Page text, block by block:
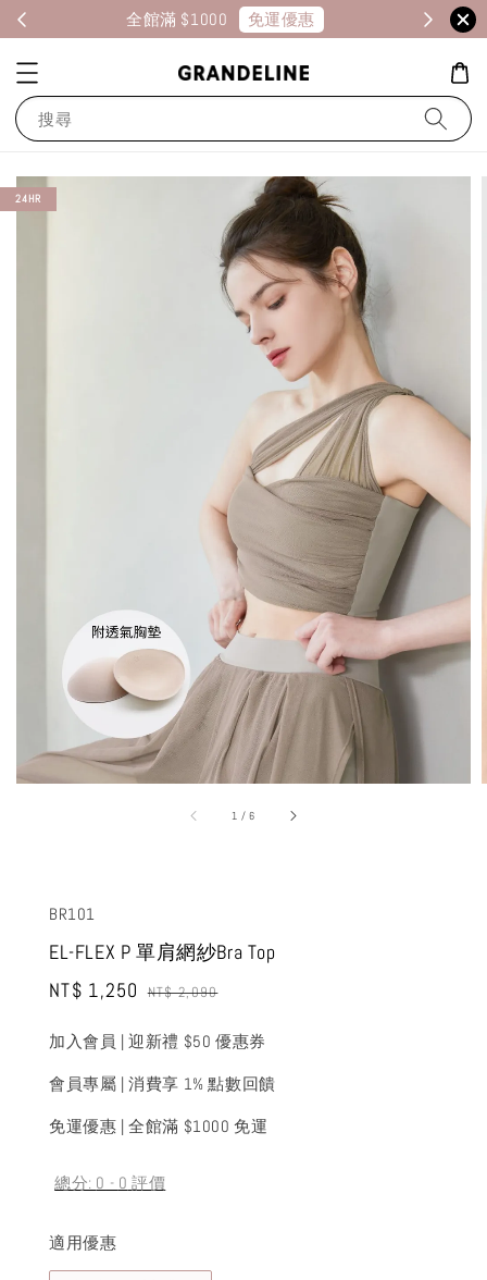
全館滿 $1000 免運優惠 消
搜尋
1 /6
24HR
BR101
EL-FLEX P 單肩網紗Bra Top
Sale
NT$ 1,250 Regular
NT$ 2,090
加入會員 | 迎新禮 $50 優惠券
會員專屬 | 消費享 1% 點數回饋
免運優惠 | 全館滿 $1000 免運
總分: 0 - 0 評價
適用優惠